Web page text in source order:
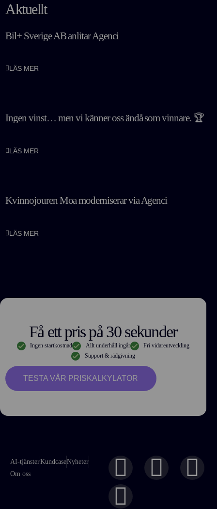
Aktuellt
Bil+ Sverige AB anlitar Agenci
LÄS MER
Ingen vinst… men vi känner oss ändå som vinnare. 🏆
LÄS MER
Kvinnojouren Moa moderniserar via Agenci
LÄS MER
Få ett pris på 30 sekunder
Ingen startkostnad Allt underhåll ingår
Fri vidareutveckling
Support & rådgivning
TESTA VÅR PRISKALKYLATOR
AI-tjänsterKundcaseNyheter
Om oss